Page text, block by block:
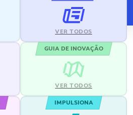
VER TODOS
GUIA DE INOVAÇÃO
VER TODOS
IMPULSIONA